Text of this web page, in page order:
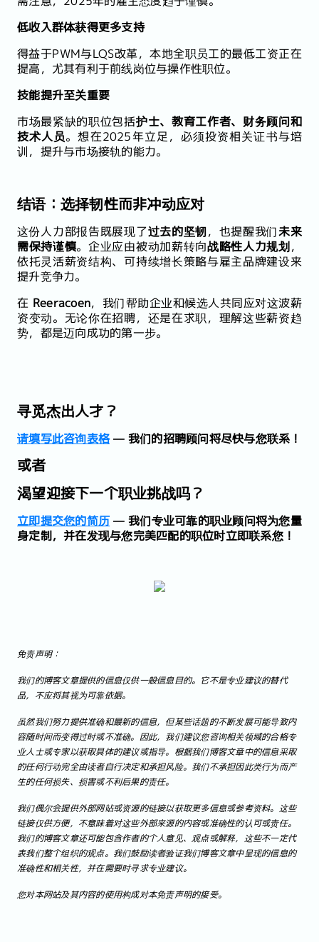
低收入群体获得更多支持
得益于PWM与LQS改革，本地全职员工的最低工资正在
提高，尤其有利于前线岗位与操作性职位。
技能提升至关重要
市场最紧缺的职位包括护士、教育工作者、财务顾问和
技术人员。想在2025年立足，必须投资相关证书与培
训，提升与市场接轨的能力。
结语：选择韧性而非冲动应对
这份人力部报告既展现了过去的坚韧，也提醒我们未来
需保持谨慎。企业应由被动加薪转向战略性人力规划，
依托灵活薪资结构、可持续增长策略与雇主品牌建设来
提升竞争力。
在 Reeracoen，我们帮助企业和候选人共同应对这波薪
资变动。无论你在招聘，还是在求职，理解这些薪资趋
势，都是迈向成功的第一步。
寻觅杰出人才？
请填写此咨询表格— 我们的招聘顾问将尽快与您联系！
或者
渴望迎接下一个职业挑战吗？
立即提交您的简历 — 我们专业可靠的职业顾问将为您量
身定制，并在发现与您完美匹配的职位时立即联系您！
免责声明：
我们的博客文章提供的信息仅供一般信息目的。它不是专业建议的替代
品，不应将其视为可靠依据。
虽然我们努力提供准确和最新的信息，但某些话题的不断发展可能导致内
容随时间而变得过时或不准确。因此，我们建议您咨询相关领域的合格专
业人士或专家以获取具体的建议或指导。根据我们博客文章中的信息采取
的任何行动完全由读者自行决定和承担风险。我们不承担因此类行为而产
生的任何损失、损害或不利后果的责任。
我们偶尔会提供外部网站或资源的链接以获取更多信息或参考资料。这些
链接仅供方便，不意味着对这些外部来源的内容或准确性的认可或责任。
我们的博客文章还可能包含作者的个人意见、观点或解释，这些不一定代
表我们整个组织的观点。我们鼓励读者验证我们博客文章中呈现的信息的
准确性和相关性，并在需要时寻求专业建议。
您对本网站及其内容的使用构成对本免责声明的接受。